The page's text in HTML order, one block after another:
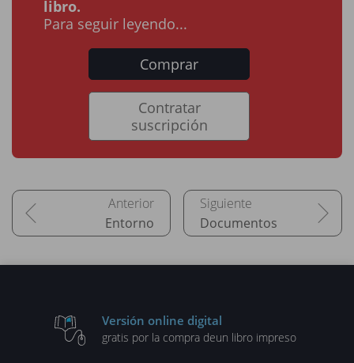
libro.
Para seguir leyendo...
Comprar
Contratar
suscripción
Entorno Documentos
Versión online digital
gratis por la compra deun libro impreso